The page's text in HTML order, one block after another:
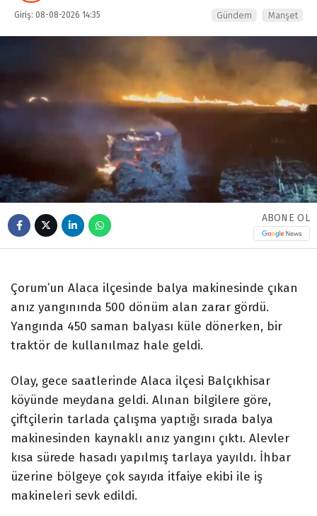
Giriş: 08-08-2026 14:35 Gündem Manşet
ABONE OL
Çorum’un Alaca ilçesinde balya makinesinde çıkan
anız yangınında 500 dönüm alan zarar gördü.
Yangında 450 saman balyası küle dönerken, bir
traktör de kullanılmaz hale geldi.
Olay, gece saatlerinde Alaca ilçesi Balçıkhisar
köyünde meydana geldi. Alınan bilgilere göre,
çiftçilerin tarlada çalışma yaptığı sırada balya
makinesinden kaynaklı anız yangını çıktı. Alevler
kısa sürede hasadı yapılmış tarlaya yayıldı. İhbar
üzerine bölgeye çok sayıda itfaiye ekibi ile iş
makineleri sevk edildi.